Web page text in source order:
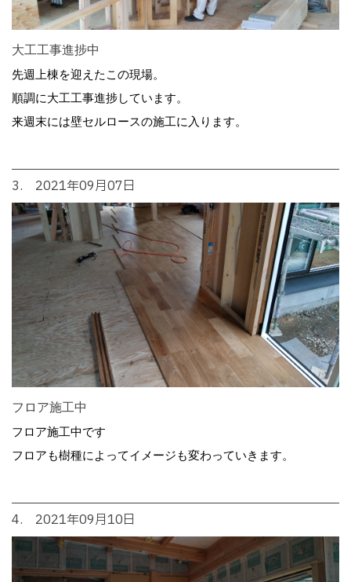
大工工事進捗中
先週上棟を迎えたこの現場。
順調に大工工事進捗しています。
来週末には壁セルロースの施工に入ります。
3. 2021年09月07日
フロア施工中
フロア施工中です
フロアも樹種によってイメージも変わっていきます。
4. 2021年09月10日